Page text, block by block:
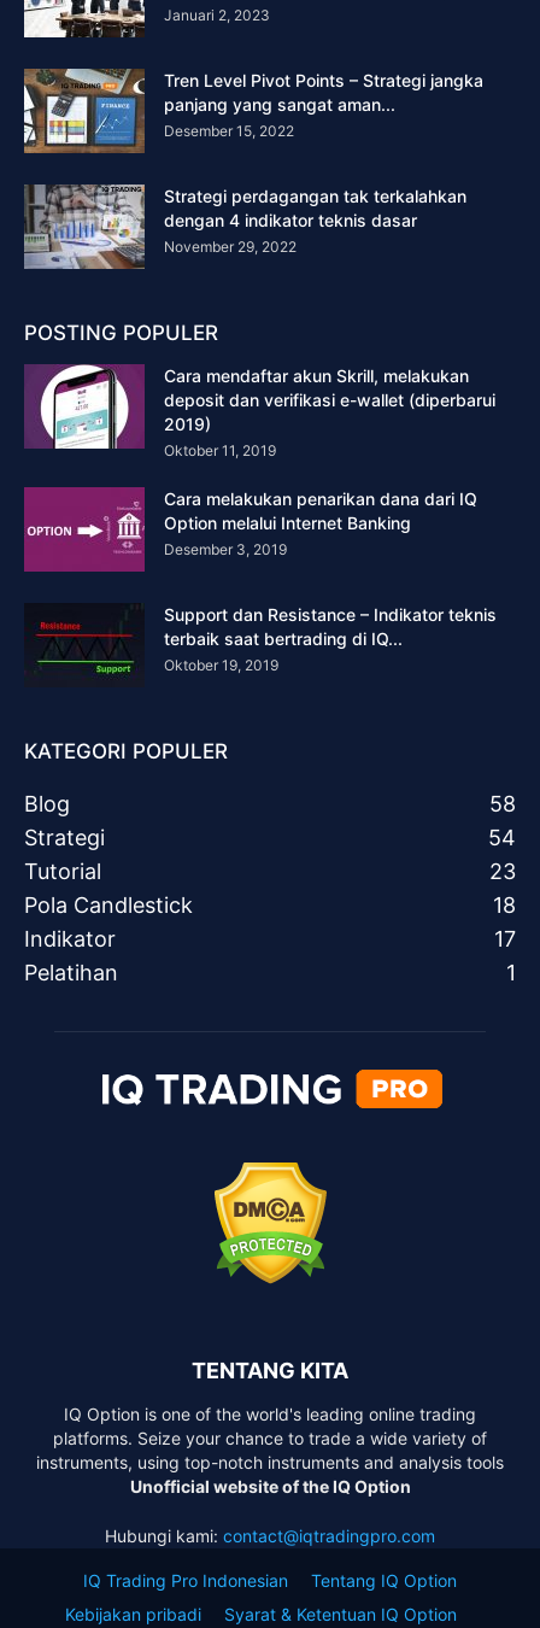
Januari 2, 2023
Tren Level Pivot Points – Strategi jangka
panjang yang sangat aman...
Desember 15, 2022
Strategi perdagangan tak terkalahkan
dengan 4 indikator teknis dasar
November 29, 2022
POSTING POPULER
Cara mendaftar akun Skrill, melakukan
deposit dan verifikasi e-wallet (diperbarui
2019)
Oktober 11, 2019
Cara melakukan penarikan dana dari IQ
Option melalui Internet Banking
Desember 3, 2019
Support dan Resistance – Indikator teknis
terbaik saat bertrading di IQ...
Oktober 19, 2019
KATEGORI POPULER
Blog
58
Strategi
54
Tutorial
23
Pola Candlestick
18
Indikator
17
Pelatihan
1
TENTANG KITA
IQ Option is one of the world's leading online trading
platforms. Seize your chance to trade a wide variety of
instruments, using top-notch instruments and analysis tools
Unofficial website of the IQ Option
Hubungi kami: contact@iqtradingpro.com
IQ Trading Pro Indonesian
Tentang IQ Option
Kebijakan pribadi
Syarat & Ketentuan IQ Option